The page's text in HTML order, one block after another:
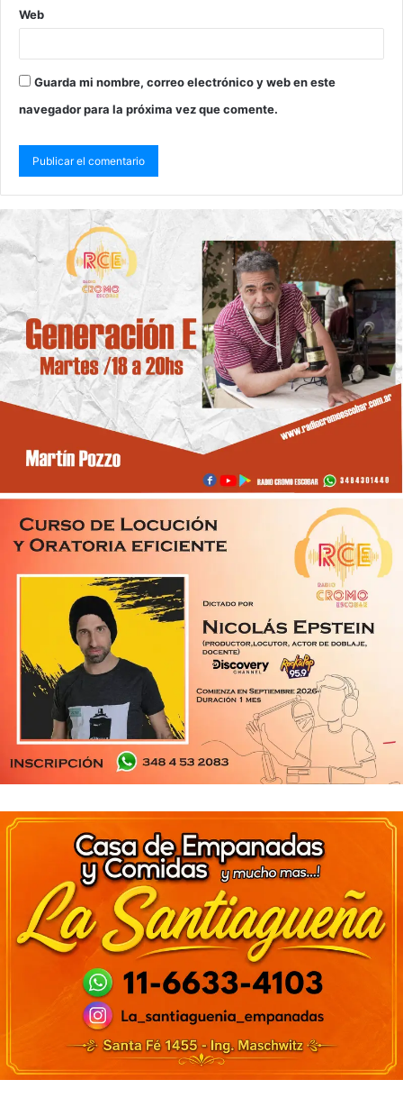
Web
Guarda mi nombre, correo electrónico y web en este
navegador para la próxima vez que comente.